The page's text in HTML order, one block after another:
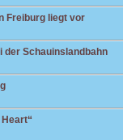
Freiburg liegt vor
der Schauinslandbahn